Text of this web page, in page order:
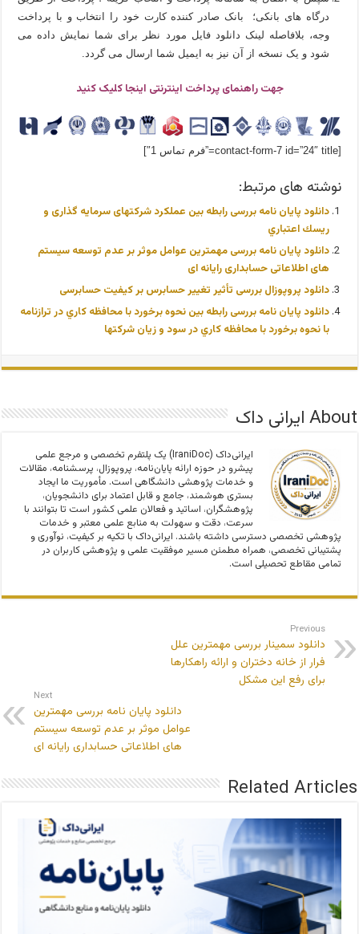
درگاه های بانکی؛ بانک صادر کننده کارت خود را انتخاب و با پرداخت
وجه، بلافاصله لینک دانلود فایل مورد نظر برای شما نمایش داده می
شود و یک نسخه از آن نیز به ایمیل شما ارسال می گردد.
جهت راهنمای پرداخت اینترنتی اینجا کلیک کنید
[contact-form-7 id=”24″ title=”فرم تماس 1″]
نوشته های مرتبط:
دانلود پایان نامه بررسی رابطه بین عملكرد شرکتهای سرمایه گذاری و
ريسك اعتباري
دانلود پایان نامه بررسی مهمترین عوامل موثر بر عدم توسعه سیستم
های اطلاعاتی حسابداری رایانه ای
دانلود پروپوزال بررسی تأثیر تغییر حسابرس بر کیفیت حسابرسی
دانلود پایان نامه بررسی رابطه بین نحوه برخورد با محافظه كاري در ترازنامه
با نحوه برخورد با محافظه كاري در سود و زيان شرکتها
About ایرانی داک
ایرانی‌داک (IraniDoc) یک پلتفرم تخصصی و مرجع علمی
پیشرو در حوزه ارائه پایان‌نامه، پروپوزال، پرسشنامه، مقالات
و خدمات پژوهشی دانشگاهی است. مأموریت ما ایجاد
بستری هوشمند، جامع و قابل اعتماد برای دانشجویان،
پژوهشگران، اساتید و فعالان علمی کشور است تا بتوانند با
سرعت، دقت و سهولت به منابع علمی معتبر و خدمات
پژوهشی تخصصی دسترسی داشته باشند. ایرانی‌داک با تکیه بر کیفیت، نوآوری و
پشتیبانی تخصصی، همراه مطمئن مسیر موفقیت علمی و پژوهشی کاربران در
تمامی مقاطع تحصیلی است.
Previous
دانلود سمینار بررسی مهمترین علل
فرار از خانه دختران و ارائه راهکارها
برای رفع این مشکل
Next
دانلود پایان نامه بررسی مهمترین
عوامل موثر بر عدم توسعه سیستم
های اطلاعاتی حسابداری رایانه ای
Related Articles